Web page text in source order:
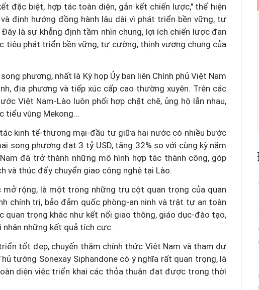
đặc biệt, hợp tác toàn diện, gắn kết chiến lược," thể hiện
định hướng đồng hành lâu dài vì phát triển bền vững, tự
là sự khẳng định tầm nhìn chung, lợi ích chiến lược đan
tiêu phát triển bền vững, tự cường, thịnh vượng chung của
phương, nhất là Kỳ họp Ủy ban liên Chính phủ Việt Nam
địa phương và tiếp xúc cấp cao thường xuyên. Trên các
Việt Nam-Lào luôn phối hợp chặt chẽ, ủng hộ lẫn nhau,
tiểu vùng Mekong…
kinh tế-thương mại-đầu tư giữa hai nước có nhiều bước
song phương đạt 3 tỷ USD, tăng 32% so với cùng kỳ năm
đã trở thành những mô hình hợp tác thành công, góp
và thúc đẩy chuyển giao công nghệ tại Lào.
rộng, là một trong những trụ cột quan trọng của quan
chính trị, bảo đảm quốc phòng-an ninh và trật tự an toàn
quan trọng khác như kết nối giao thông, giáo dục-đào tạo,
nhận những kết quả tích cực.
tốt đẹp, chuyến thăm chính thức Việt Nam và tham dự
tướng Sonexay Siphandone có ý nghĩa rất quan trọng, là
diện việc triển khai các thỏa thuận đạt được trong thời
thế
rủi ro?
trực thuộc Trung ương: Tầm
nhìn đô thị hiện đại và giàu bản
sắc